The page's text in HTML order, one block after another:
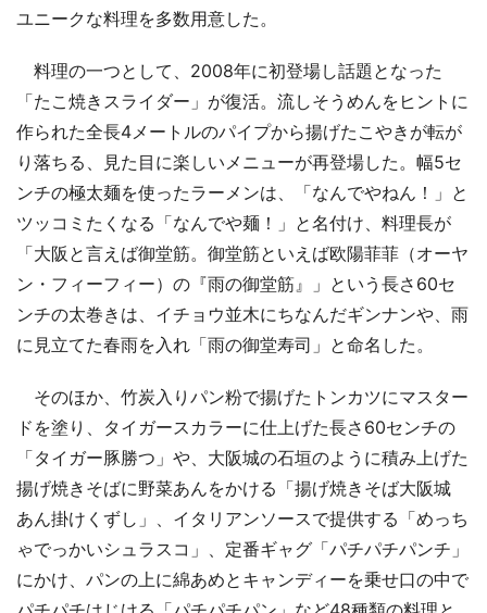
ユニークな料理を多数用意した。
料理の一つとして、2008年に初登場し話題となった
「たこ焼きスライダー」が復活。流しそうめんをヒントに
作られた全長4メートルのパイプから揚げたこやきが転が
り落ちる、見た目に楽しいメニューが再登場した。幅5セ
ンチの極太麺を使ったラーメンは、「なんでやねん！」と
ツッコミたくなる「なんでや麺！」と名付け、料理長が
「大阪と言えば御堂筋。御堂筋といえば欧陽菲菲（オーヤ
ン・フィーフィー）の『雨の御堂筋』」という長さ60セ
ンチの太巻きは、イチョウ並木にちなんだギンナンや、雨
に見立てた春雨を入れ「雨の御堂寿司」と命名した。
そのほか、竹炭入りパン粉で揚げたトンカツにマスター
ドを塗り、タイガースカラーに仕上げた長さ60センチの
「タイガー豚勝つ」や、大阪城の石垣のように積み上げた
揚げ焼きそばに野菜あんをかける「揚げ焼きそば大阪城
あん掛けくずし」、イタリアンソースで提供する「めっち
ゃでっかいシュラスコ」、定番ギャグ「パチパチパンチ」
にかけ、パンの上に綿あめとキャンディーを乗せ口の中で